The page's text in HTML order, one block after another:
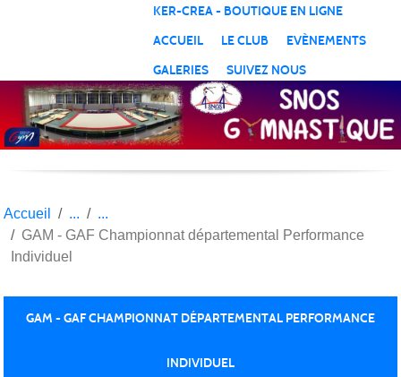
KER-CREA - BOUTIQUE EN LIGNE
ACCUEIL
LE CLUB
EVÈNEMENTS
GALERIES
SUIVEZ NOUS
Accueil
GAM - GAF Championnat départemental Performance
Individuel
GAM - GAF CHAMPIONNAT DÉPARTEMENTAL PERFORMANCE
INDIVIDUEL
Panneau de gestion des cookies